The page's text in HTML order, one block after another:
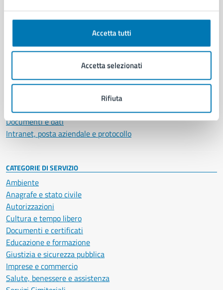
Accetta tutti
Accetta selezionati
Rifiuta
AMMINISTRAZIONE
Organi di governo
Enti e fondazioni
Personale amministrativo
Documenti e dati
Intranet, posta aziendale e protocollo
CATEGORIE DI SERVIZIO
Ambiente
Anagrafe e stato civile
Autorizzazioni
Cultura e tempo libero
Documenti e certificati
Educazione e formazione
Giustizia e sicurezza pubblica
Imprese e commercio
Salute, benessere e assistenza